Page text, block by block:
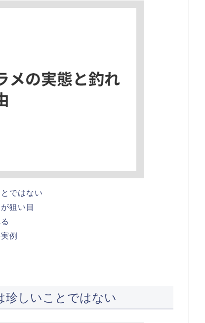
ではない
狙い目
例
珍しいことではない